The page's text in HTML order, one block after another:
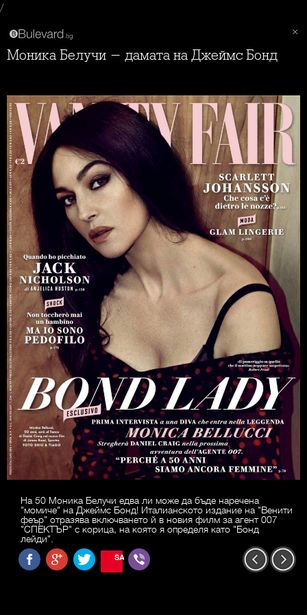
/
Моника Белучи - дамата на Джеймс Бонд
На 50 Моника Белучи едва ли може да бъде наречена
"момиче" на Джеймс Бонд! Италианското издание на "Венити
феър" отразява включването й в новия филм за агент 007
"СПЕКТЪР" с корица, на която я определя като "Бонд
лейди".
SAVE